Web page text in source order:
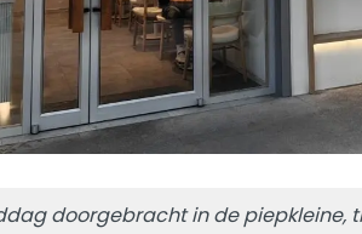
doorgebracht in de piepkleine,